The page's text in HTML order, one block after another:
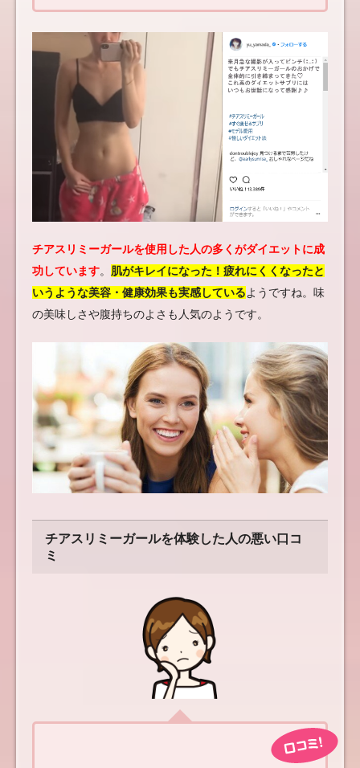
チアスリミーガールを使用した人の多くがダイエットに成
功しています。 肌がキレイになった！疲れにくくなったと
いうような美容・健康効果も実感しているようですね。味
の美味しさや腹持ちのよさも人気のようです。
チアスリミーガールを体験した人の悪い口コ
ミ